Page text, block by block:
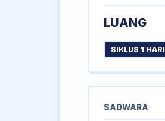
LUANG
SIKLUS 1 HARI
SADWARA